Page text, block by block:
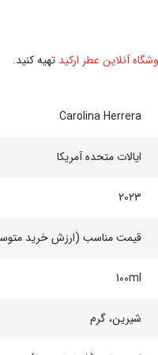
آنلاین عطر ارکید تهیه کنید.
Carolina Herrera
ایالات متحده آمریکا
2023
قیمت مناسب (ارزش خرید
100ml
شیرین، گرم